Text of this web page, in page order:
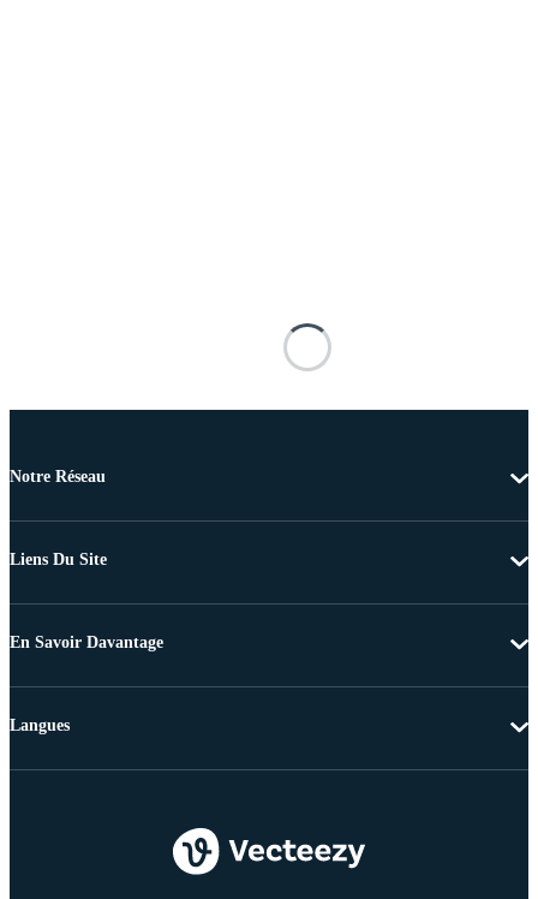
Notre Réseau
Liens Du Site
En Savoir Davantage
Langues